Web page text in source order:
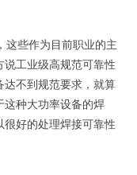
些作为目前职业的主
工业级高规范可靠性
达不到规范要求，就算
这种大功率设备的焊
好的处理焊接可靠性